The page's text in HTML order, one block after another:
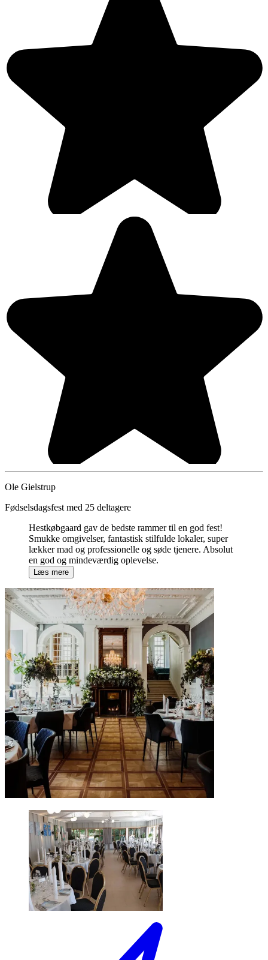
Ole Gielstrup
Fødselsdagsfest med 25 deltagere
Hestkøbgaard gav de bedste rammer til en god fest!
Smukke omgivelser, fantastisk stilfulde lokaler, super
lækker mad og professionelle og søde tjenere. Absolut
en god og mindeværdig oplevelse.
Læs mere